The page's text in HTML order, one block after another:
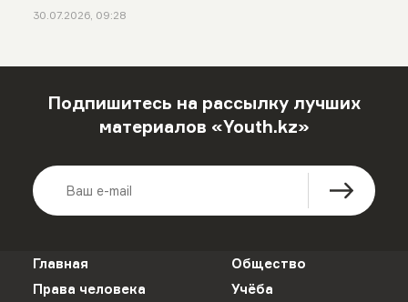
30.07.2026, 09:28
Подпишитесь на рассылку лучших
материалов «Youth.kz»
Главная
Общество
Права человека
Учёба